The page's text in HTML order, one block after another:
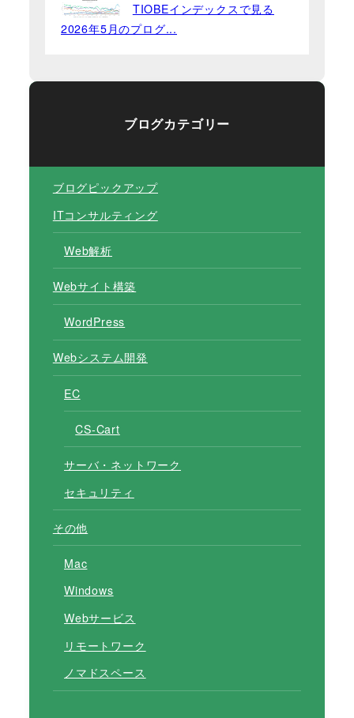
TIOBEインデックスで見る
2026年5月のプログ...
ブログカテゴリー
ブログピックアップ
ITコンサルティング
Web解析
Webサイト構築
WordPress
Webシステム開発
EC
CS-Cart
サーバ・ネットワーク
セキュリティ
その他
Mac
Windows
Webサービス
リモートワーク
ノマドスペース